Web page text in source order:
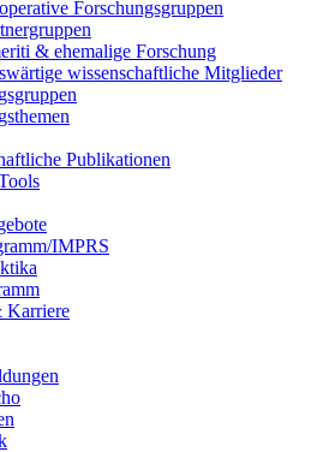
Forschungsgruppen
& ehemalige Forschung
wissenschaftliche Mitglieder
Publikationen
IMPRS
Karriere